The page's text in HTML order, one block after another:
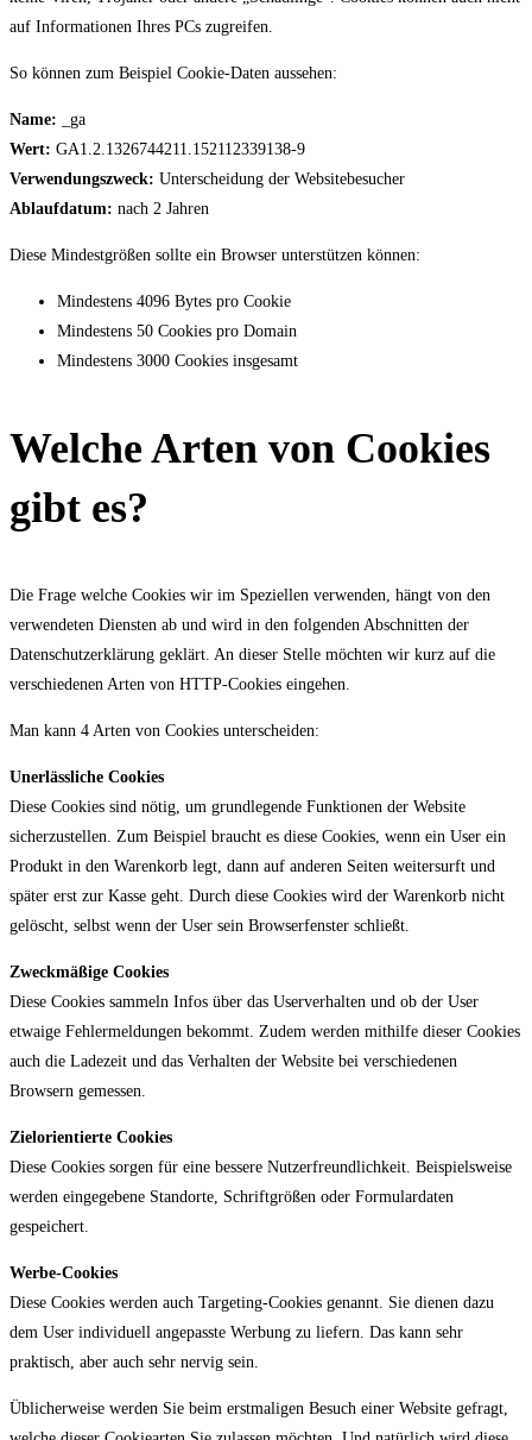
auf Informationen Ihres PCs zugreifen.
So können zum Beispiel Cookie-Daten aussehen:
Name: _ga
Wert: GA1.2.1326744211.152112339138-9
Verwendungszweck: Unterscheidung der Websitebesucher
Ablaufdatum: nach 2 Jahren
Diese Mindestgrößen sollte ein Browser unterstützen können:
Mindestens 4096 Bytes pro Cookie
Mindestens 50 Cookies pro Domain
Mindestens 3000 Cookies insgesamt
Welche Arten von Cookies
gibt es?
Die Frage welche Cookies wir im Speziellen verwenden, hängt von den
verwendeten Diensten ab und wird in den folgenden Abschnitten der
Datenschutzerklärung geklärt. An dieser Stelle möchten wir kurz auf die
verschiedenen Arten von HTTP-Cookies eingehen.
Man kann 4 Arten von Cookies unterscheiden:
Unerlässliche Cookies
Diese Cookies sind nötig, um grundlegende Funktionen der Website
sicherzustellen. Zum Beispiel braucht es diese Cookies, wenn ein User ein
Produkt in den Warenkorb legt, dann auf anderen Seiten weitersurft und
später erst zur Kasse geht. Durch diese Cookies wird der Warenkorb nicht
gelöscht, selbst wenn der User sein Browserfenster schließt.
Zweckmäßige Cookies
Diese Cookies sammeln Infos über das Userverhalten und ob der User
etwaige Fehlermeldungen bekommt. Zudem werden mithilfe dieser Cookies
auch die Ladezeit und das Verhalten der Website bei verschiedenen
Browsern gemessen.
Zielorientierte Cookies
Diese Cookies sorgen für eine bessere Nutzerfreundlichkeit. Beispielsweise
werden eingegebene Standorte, Schriftgrößen oder Formulardaten
gespeichert.
Werbe-Cookies
Diese Cookies werden auch Targeting-Cookies genannt. Sie dienen dazu
dem User individuell angepasste Werbung zu liefern. Das kann sehr
praktisch, aber auch sehr nervig sein.
Üblicherweise werden Sie beim erstmaligen Besuch einer Website gefragt,